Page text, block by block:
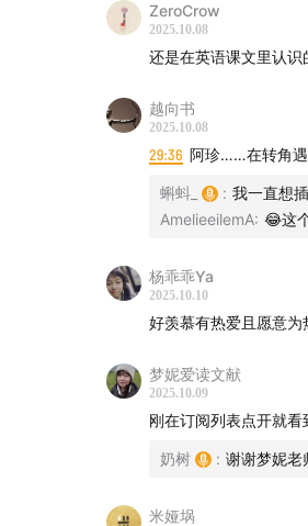
02:00:39抽奖
提及的相关图片：
珍·古道尔最经典的照片：
ZeroCrow
2025.10.08
还是在英语课文里认
越向书
2025.10.08
29:36 阿珍……在转角
蝌蚪_ : 我一直想
AmelieeilemA: 😂这
杨乖乖Ya
2025.10.10
好羡慕有热爱且愿意为
梦妮爱读文献
2025.10.09
刚在订阅列表点开就看
奶树 : 谢谢梦妮老
米娅埚